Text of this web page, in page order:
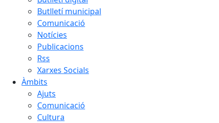
Butlletí municipal
Comunicació
Notícies
Publicacions
Rss
Xarxes Socials
Àmbits
Ajuts
Comunicació
Cultura